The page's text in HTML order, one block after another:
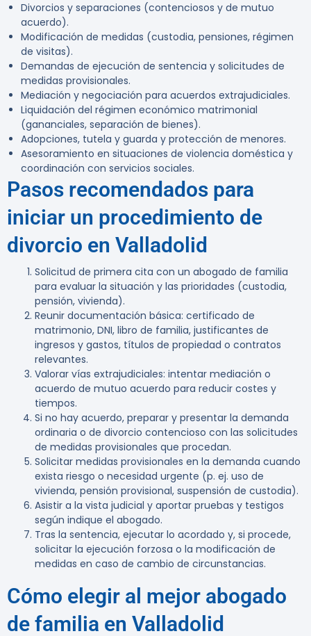
Divorcios y separaciones (contenciosos y de mutuo
acuerdo).
Modificación de medidas (custodia, pensiones, régimen
de visitas).
Demandas de ejecución de sentencia y solicitudes de
medidas provisionales.
Mediación y negociación para acuerdos extrajudiciales.
Liquidación del régimen económico matrimonial
(gananciales, separación de bienes).
Adopciones, tutela y guarda y protección de menores.
Asesoramiento en situaciones de violencia doméstica y
coordinación con servicios sociales.
Pasos recomendados para
iniciar un procedimiento de
divorcio en Valladolid
Solicitud de primera cita con un abogado de familia
para evaluar la situación y las prioridades (custodia,
pensión, vivienda).
Reunir documentación básica: certificado de
matrimonio, DNI, libro de familia, justificantes de
ingresos y gastos, títulos de propiedad o contratos
relevantes.
Valorar vías extrajudiciales: intentar mediación o
acuerdo de mutuo acuerdo para reducir costes y
tiempos.
Si no hay acuerdo, preparar y presentar la demanda
ordinaria o de divorcio contencioso con las solicitudes
de medidas provisionales que procedan.
Solicitar medidas provisionales en la demanda cuando
exista riesgo o necesidad urgente (p. ej. uso de
vivienda, pensión provisional, suspensión de custodia).
Asistir a la vista judicial y aportar pruebas y testigos
según indique el abogado.
Tras la sentencia, ejecutar lo acordado y, si procede,
solicitar la ejecución forzosa o la modificación de
medidas en caso de cambio de circunstancias.
Cómo elegir al mejor abogado
de familia en Valladolid